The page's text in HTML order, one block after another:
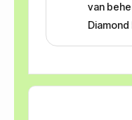
van
Diamond